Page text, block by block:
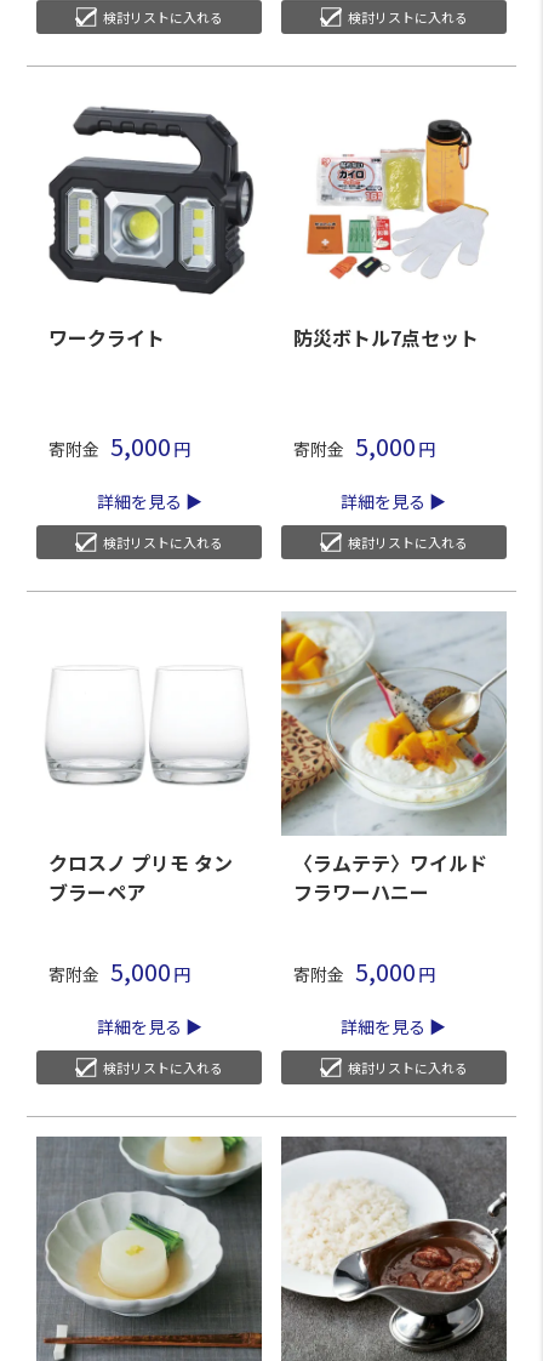
検討リストに入れる 検討リストに入れる
ワークライト
寄附金 5,000
詳細を見る
検討リストに入れる
防災ボトル7点セット
寄附金 5,000
詳細を見る
検討リストに入れる
クロスノ プリモ タン
ブラーペア
寄附金 5,000
詳細を見る
検討リストに入れる
〈ラムテテ〉ワイルド
フラワーハニー
寄附金 5,000
詳細を見る
検討リストに入れる